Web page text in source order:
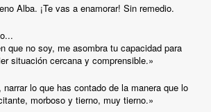
Alba. ¡Te vas a enamorar! Sin remedio.
que no soy, me asombra tu capacidad para
situación cercana y comprensible.»
narrar lo que has contado de la manera que lo
morboso y tierno, muy tierno.»